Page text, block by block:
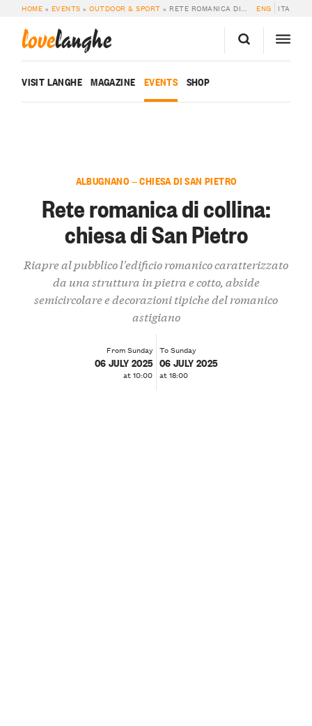
HOME » EVENTS »OUTDOOR & SPORT » RETE ROMANICA DI COLLINA: CHIESA DI SAN PIETRO ENG ITA
lovelanghe
VISIT LANGHE MAGAZINE EVENTS SHOP
ALBUGNANO — CHIESA DI SAN PIETRO
Rete romanica di collina:
chiesa di San Pietro
Riapre al pubblico l'edificio romanico caratterizzato
da una struttura in pietra e cotto, abside
semicircolare e decorazioni tipiche del romanico
astigiano
From Sunday
06 JULY 2025
at 10:00
To Sunday
06 JULY 2025
at 18:00